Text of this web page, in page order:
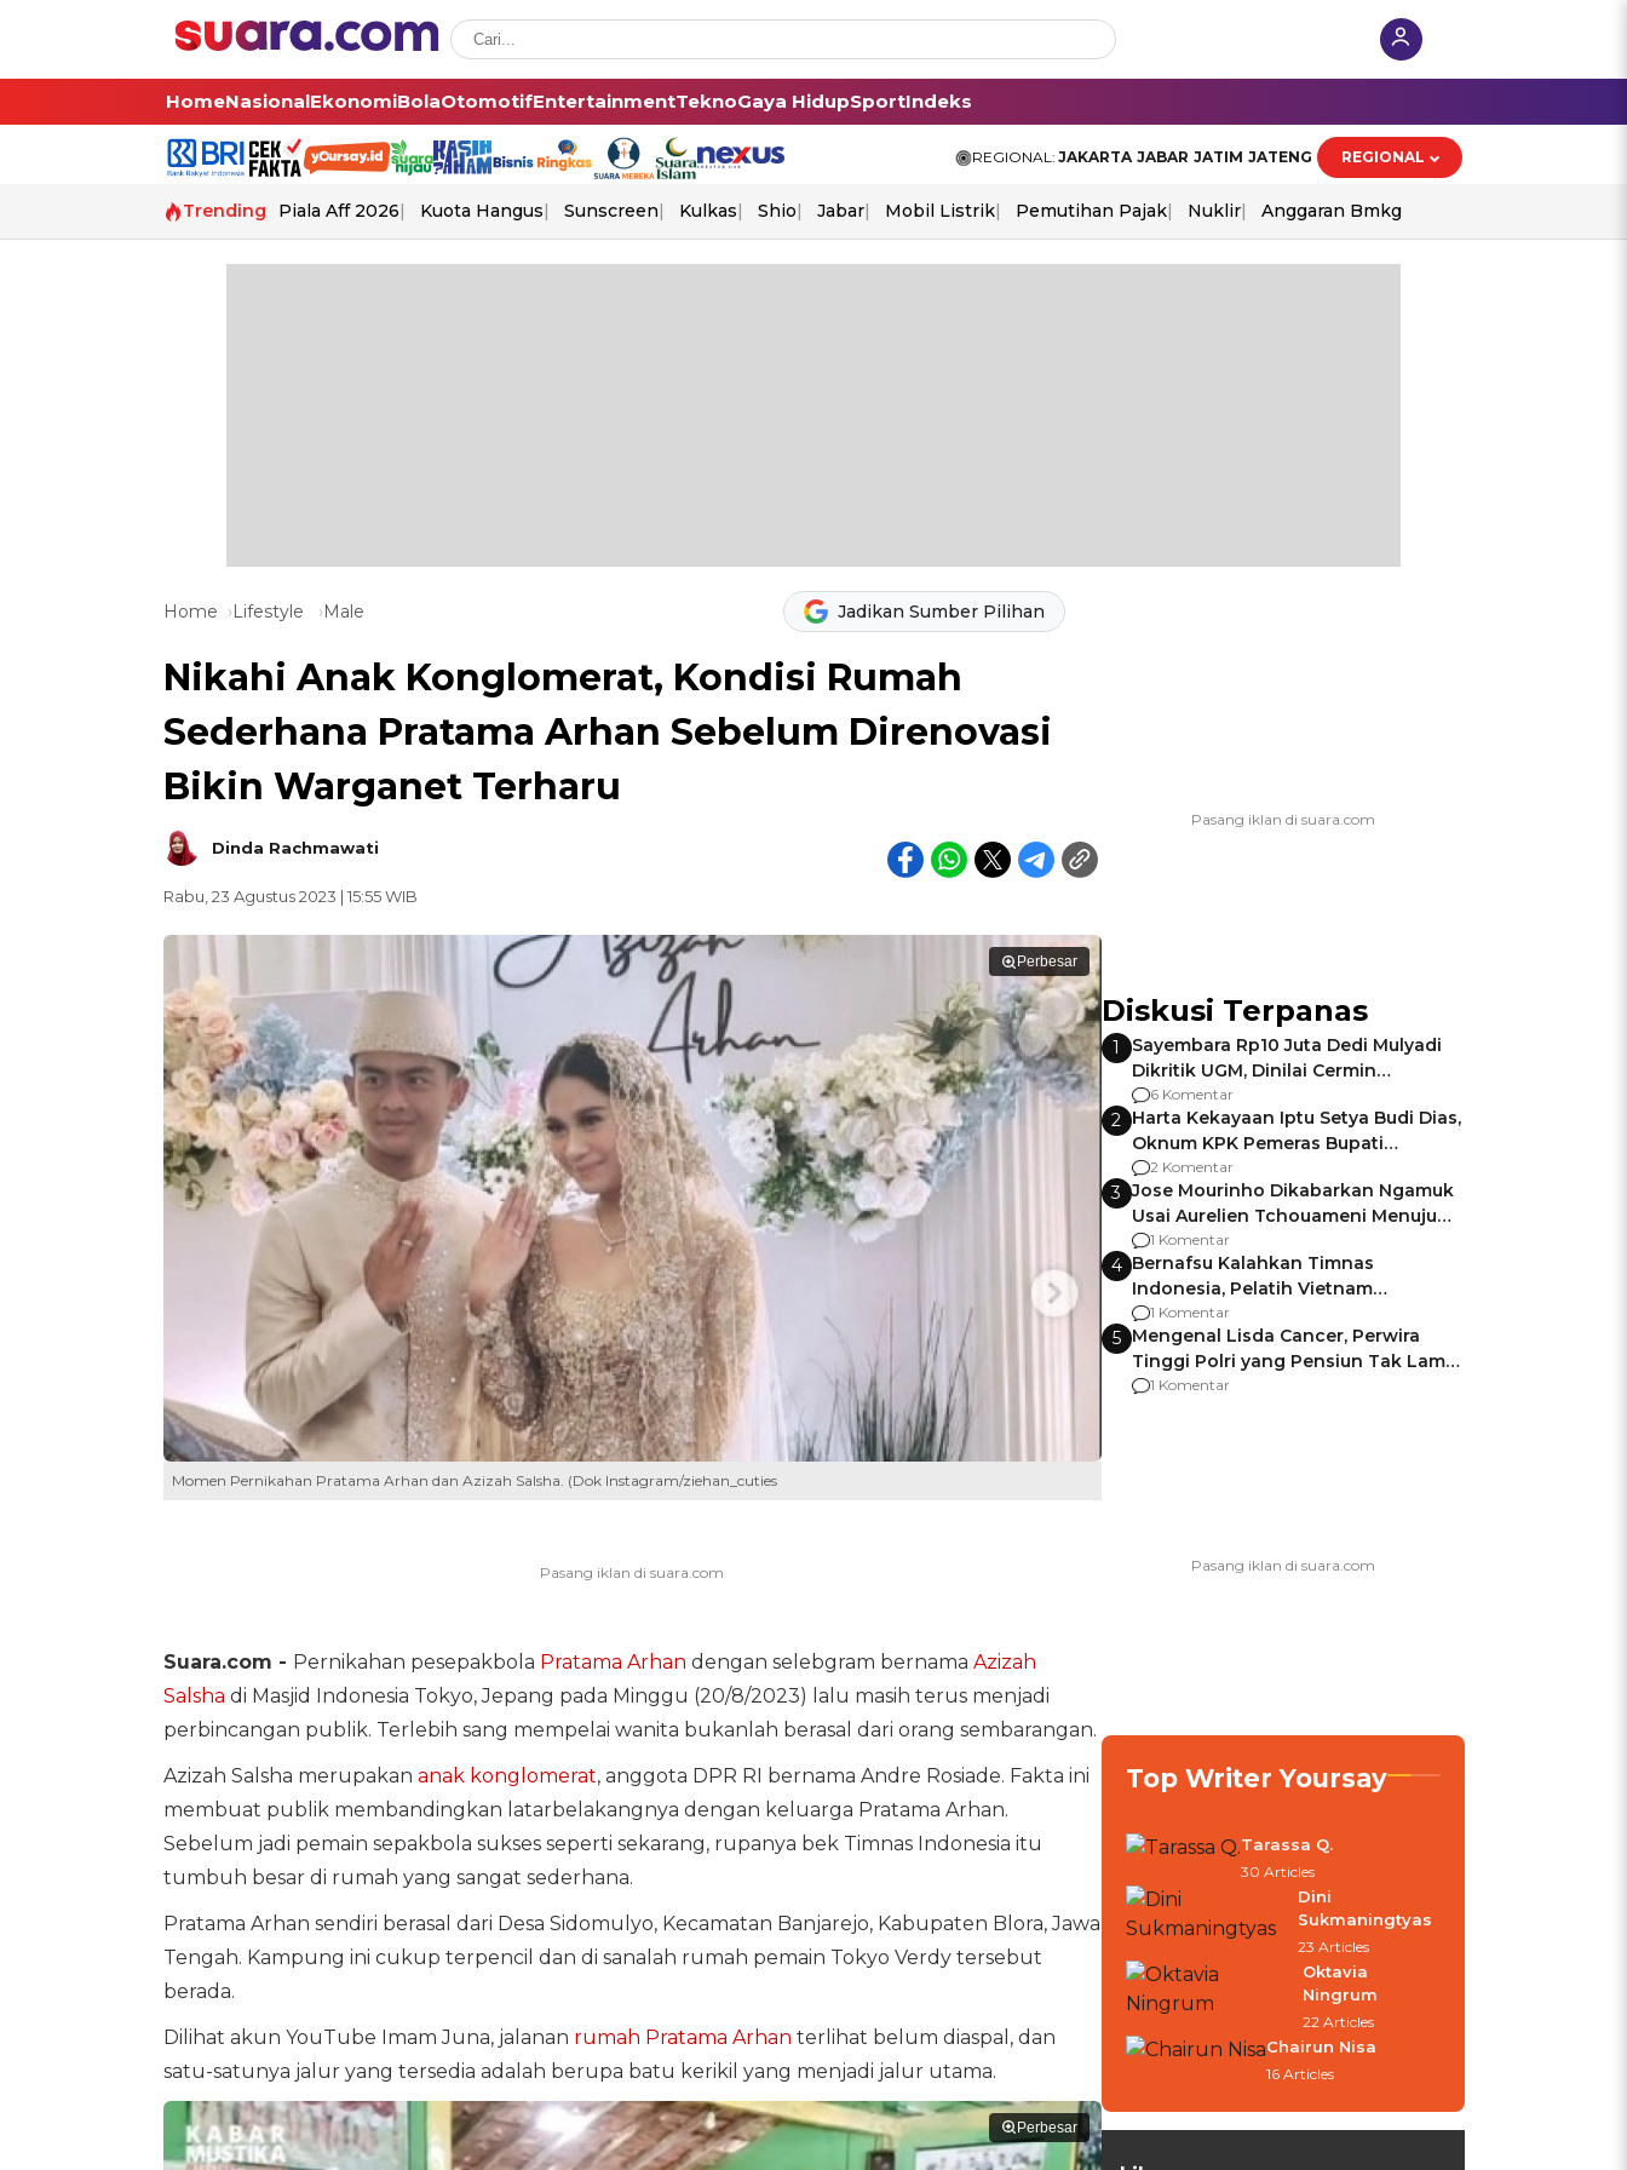
HomeNasionalEkonomiBolaOtomotifEntertainmentTeknoGaya HidupSportIndeks
REGIONAL: JAKARTA JABAR JATIM JATENG REGIONAL
Trending Piala Aff 2026 Kuota Hangus Sunscreen Kulkas Shio Jabar Mobil Listrik Pemutihan Pajak Nuklir Anggaran Bmkg
Home Lifestyle Male Jadikan Sumber Pilihan
Nikahi Anak Konglomerat, Kondisi Rumah
Sederhana Pratama Arhan Sebelum Direnovasi
Bikin Warganet Terharu
Dinda Rachmawati
Rabu, 23 Agustus 2023 | 15:55 WIB
Perbesar
Momen Pernikahan Pratama Arhan dan Azizah Salsha. (Dok Instagram/ziehan_cuties
Suara.com - Pernikahan pesepakbola Pratama Arhan dengan selebgram bernama Azizah
Salsha di Masjid Indonesia Tokyo, Jepang pada Minggu (20/8/2023) lalu masih terus menjadi
perbincangan publik. Terlebih sang mempelai wanita bukanlah berasal dari orang sembarangan.
Azizah Salsha merupakan anak konglomerat, anggota DPR RI bernama Andre Rosiade. Fakta ini
membuat publik membandingkan latarbelakangnya dengan keluarga Pratama Arhan.
Sebelum jadi pemain sepakbola sukses seperti sekarang, rupanya bek Timnas Indonesia itu
tumbuh besar di rumah yang sangat sederhana.
Pratama Arhan sendiri berasal dari Desa Sidomulyo, Kecamatan Banjarejo, Kabupaten Blora, Jawa
Tengah. Kampung ini cukup terpencil dan di sanalah rumah pemain Tokyo Verdy tersebut
berada.
Dilihat akun YouTube Imam Juna, jalanan rumah Pratama Arhan terlihat belum diaspal, dan
satu-satunya jalur yang tersedia adalah berupa batu kerikil yang menjadi jalur utama.
Perbesar
Diskusi Terpanas
1
Sayembara Rp10 Juta Dedi Mulyadi
Dikritik UGM, Dinilai Cermin
Gagalnya Negara Jamin Keamanan
6 Komentar
2 Harta Kekayaan Iptu Setya Budi Dias,
Oknum KPK Pemeras Bupati
Pemalang
2 Komentar
3 Jose Mourinho Dikabarkan Ngamuk
Usai Aurelien Tchouameni Menuju
Manchester United
1 Komentar
4 Bernafsu Kalahkan Timnas
Indonesia, Pelatih Vietnam
Berencana Pakai Jimat di Pakansari
1 Komentar
5 Mengenal Lisda Cancer, Perwira
Tinggi Polri yang Pensiun Tak Lama
Usai Jadi Brigjen
1 Komentar
Top Writer Yoursay
Tarassa Q.
30 Articles
Dini
Sukmaningtyas
23 Articles
Oktavia
Ningrum
22 Articles
Chairun Nisa
16 Articles